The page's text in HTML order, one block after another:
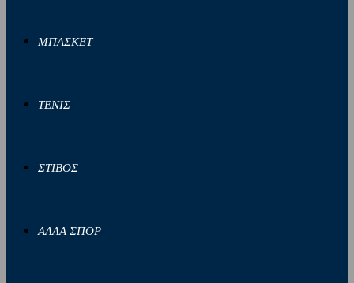
ΜΠΑΣΚΕΤ
ΤΕΝΙΣ
ΣΤΙΒΟΣ
ΑΛΛΑ ΣΠΟΡ